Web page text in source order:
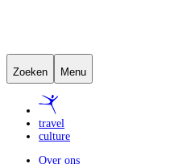
Zoeken Menu
travel
culture
Over ons